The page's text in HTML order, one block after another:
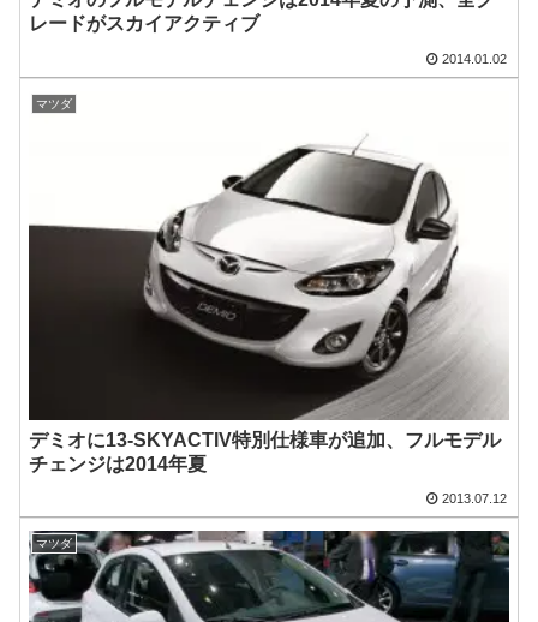
レードがスカイアクティブ
2014.01.02
マツダ
デミオに13-SKYACTIV特別仕様車が追加、フルモデル
チェンジは2014年夏
2013.07.12
マツダ